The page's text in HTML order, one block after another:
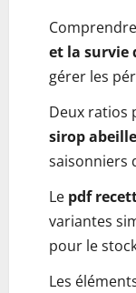
et la survie
gérer les
Deux ratios
sirop
saisonniers
Le pdf
variantes
pour le
Les